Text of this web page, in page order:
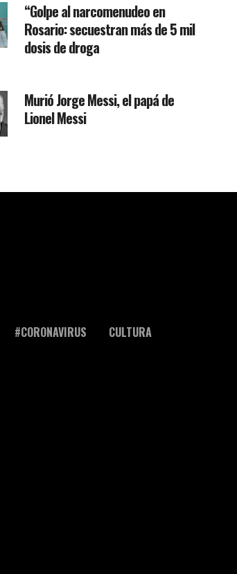
“Golpe al narcomenudeo en
Rosario: secuestran más de 5 mil
dosis de droga
Murió Jorge Messi, el papá de
Lionel Messi
#CORONAVIRUS
CULTURA